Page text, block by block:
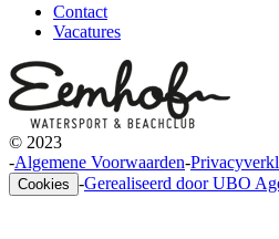
Contact
Vacatures
© 2023
-Algemene Voorwaarden-
Cookies -Gerealiseerd door UBO